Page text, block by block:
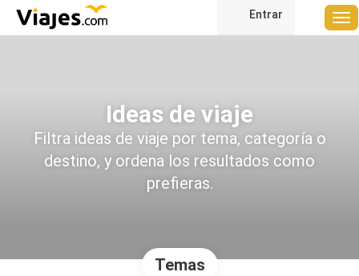
Entrar
Ideas de viaje
Filtra ideas de viaje por tema, categoría o
destino, y ordena los resultados como
prefieras.
Temas